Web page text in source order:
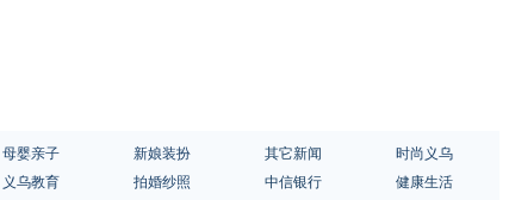
母婴亲子 新娘装扮 其它新闻
时尚义乌
义乌教育 拍婚纱照 中信银行 健康生活